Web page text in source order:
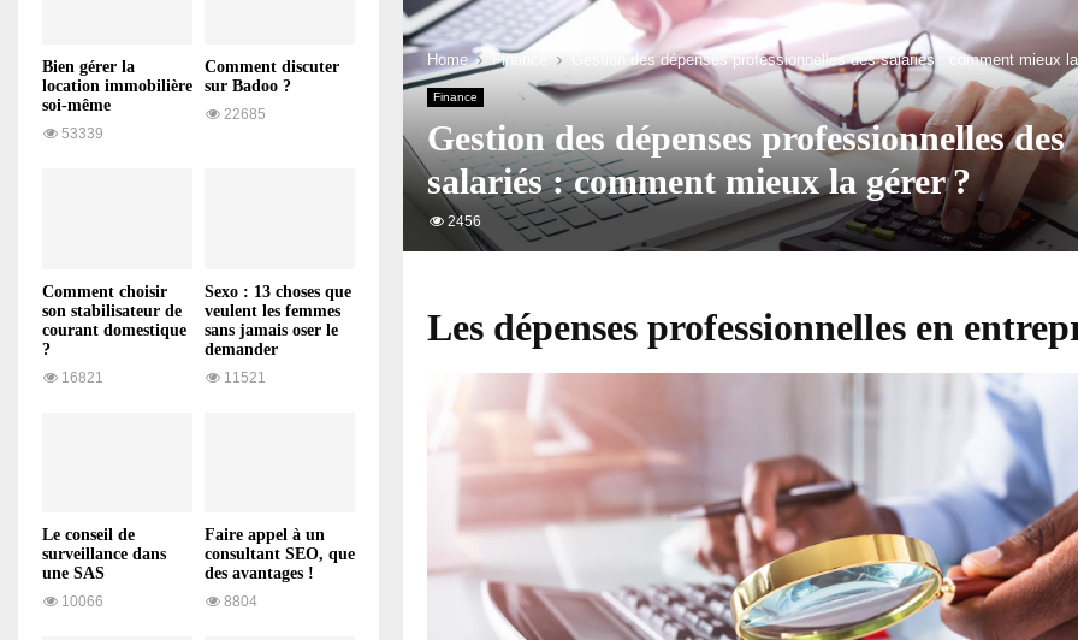
Home Finance Gestion des dépenses professionnelles des salariés : comment mieux
Finance
Gestion des dépenses professionnelles des
salariés : comment mieux la gérer ?
2456
Les dépenses professionnelles en
Bien gérer la
location immobilière
soi-même
53339
Comment discuter
sur Badoo ?
22685
Comment choisir
son stabilisateur de
courant domestique
?
16821
Sexo : 13 choses que
veulent les femmes
sans jamais oser le
demander
11521
Le conseil de
surveillance dans
une SAS
10066
Faire appel à un
consultant SEO, que
des avantages !
8804